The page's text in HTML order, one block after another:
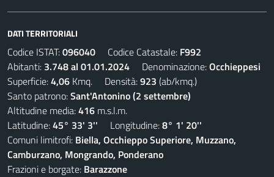
DATI TERRITORIALI
Codice ISTAT:096040 Codice Catastale: F992
Abitanti: 3.748 al 01.01.2024 Denominazione:Occhieppesi
Superficie:4,06 Kmq. Densità:923 (ab/kmq.)
Santo patrono:Sant'Antonino (2 settembre)
Altitudine media:416 m.s.l.m.
Latitudine:45° 33' 3'' Longitudine:8° 1' 20''
Comuni limitrofi: Biella, Occhieppo Superiore, Muzzano,
Camburzano, Mongrando, Ponderano
Frazioni e borgate: Barazzone